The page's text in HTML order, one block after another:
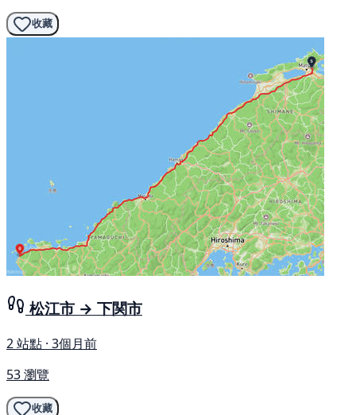
收藏
松江市 → 下関市
2 站點 · 3個月前
53 瀏覽
收藏